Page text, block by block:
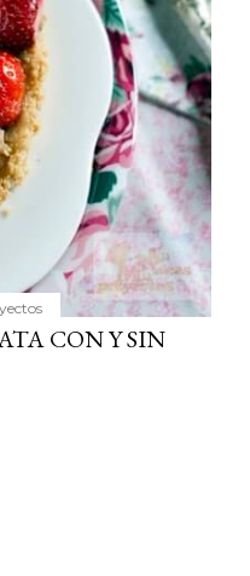
CON Y SIN